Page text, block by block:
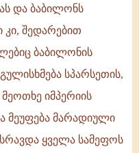
და ბაბილონს
კი, შედარებით
ბაბილონის
სპარსეთის,
იმპერიის
მეუფება მარადიული
ყველა სამეფოს